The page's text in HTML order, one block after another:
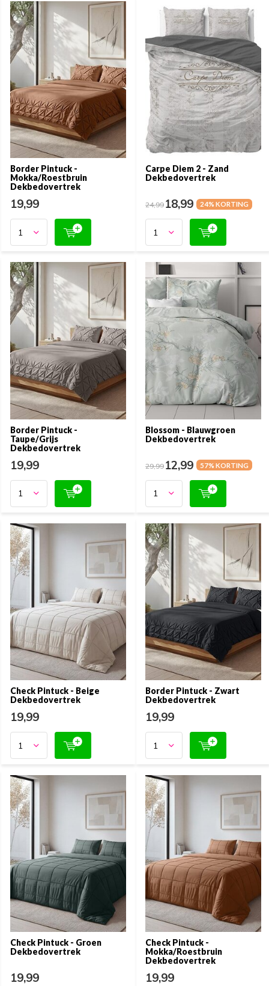
Border Pintuck -
Mokka/Roestbruin
Dekbedovertrek
19,99
Carpe Diem 2 - Zand
Dekbedovertrek
24,9918,99 24% KORTING
Border Pintuck -
Taupe/Grijs
Dekbedovertrek
19,99
Blossom - Blauwgroen
Dekbedovertrek
29,9912,99 57% KORTING
Check Pintuck - Beige
Dekbedovertrek
19,99
Border Pintuck - Zwart
Dekbedovertrek
19,99
Check Pintuck - Groen
Dekbedovertrek
19,99
Check Pintuck -
Mokka/Roestbruin
Dekbedovertrek
19,99